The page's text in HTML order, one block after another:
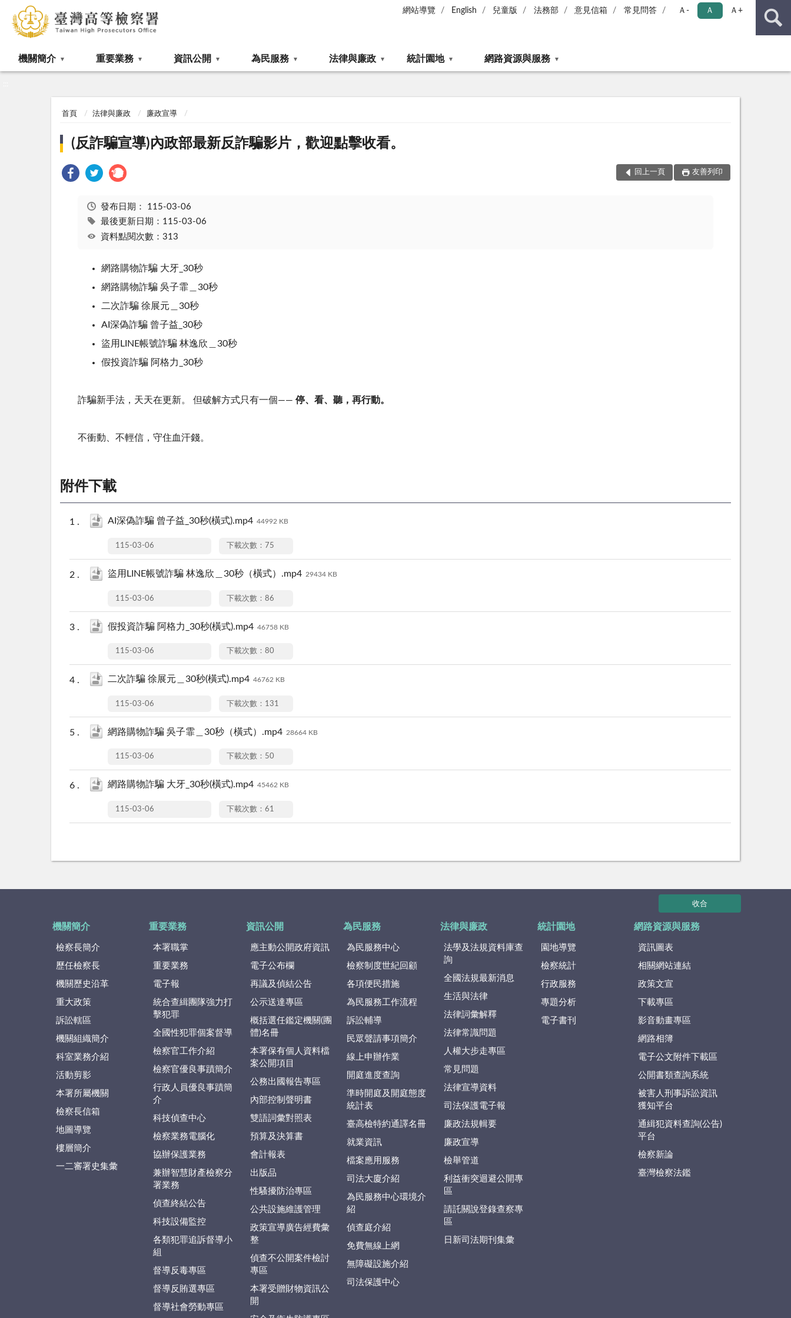
網站導覽 English 兒童版 法務部 意見信箱 常見問答 Ａ- Ａ Ａ+
機關簡介 重要業務 資訊公開 為民服務 法律與廉政 統計園地 網路資源與服務
首頁 法律與廉政 廉政宣導
(反詐騙宣導)內政部最新反詐騙影片，歡迎點擊收看。
回上一頁 友善列印
發布日期： 115-03-06
最後更新日期：115-03-06
資料點閱次數：313
網路購物詐騙 大牙_30秒
網路購物詐騙 吳子霏＿30秒
二次詐騙 徐展元＿30秒
AI深偽詐騙 曾子益_30秒
盜用LINE帳號詐騙 林逸欣＿30秒
假投資詐騙 阿格力_30秒
詐騙新手法，天天在更新。 但破解方式只有一個—— 停、看、聽，再行動。
不衝動、不輕信，守住血汗錢。
附件下載
AI深偽詐騙 曾子益_30秒(橫式).mp4 44992 KB
115-03-06 下載次數：75
盜用LINE帳號詐騙 林逸欣＿30秒（橫式）.mp4 29434 KB
115-03-06 下載次數：86
假投資詐騙 阿格力_30秒(橫式).mp4 46758 KB
115-03-06 下載次數：80
二次詐騙 徐展元＿30秒(橫式).mp4 46762 KB
115-03-06 下載次數：131
網路購物詐騙 吳子霏＿30秒（橫式）.mp4 28664 KB
115-03-06 下載次數：50
網路購物詐騙 大牙_30秒(橫式).mp4 45462 KB
115-03-06 下載次數：61
收合
機關簡介
檢察長簡介
歷任檢察長
機關歷史沿革
重大政策
訴訟轄區
機關組織簡介
科室業務介紹
活動剪影
本署所屬機關
檢察長信箱
地圖導覽
樓層簡介
一二審署史集彙
重要業務
本署職掌
重要業務
電子報
統合查緝團隊強力打
擊犯罪
全國性犯罪個案督導
檢察官工作介紹
檢察官優良事蹟簡介
行政人員優良事蹟簡
介
科技偵查中心
檢察業務電腦化
協辦保護業務
兼辦智慧財產檢察分
署業務
偵查終結公告
科技設備監控
各類犯罪追訴督導小
組
督導反毒專區
督導反賄選專區
督導社會勞動專區
資訊公開
應主動公開政府資訊
電子公布欄
再議及偵結公告
公示送達專區
概括選任鑑定機關(團
體)名冊
本署保有個人資料檔
案公開項目
公務出國報告專區
內部控制聲明書
雙語詞彙對照表
預算及決算書
會計報表
出版品
性騷擾防治專區
公共設施維護管理
政策宣導廣告經費彙
整
偵查不公開案件檢討
專區
本署受贈財物資訊公
開
為民服務
為民服務中心
檢察制度世紀回顧
各項便民措施
為民服務工作流程
訴訟輔導
民眾聲請事項簡介
線上申辦作業
開庭進度查詢
準時開庭及開庭態度
統計表
臺高檢特約通譯名冊
就業資訊
檔案應用服務
司法大廈介紹
為民服務中心環境介
紹
偵查庭介紹
免費無線上網
無障礙設施介紹
司法保護中心
法律與廉政
法學及法規資料庫查
詢
全國法規最新消息
生活與法律
法律詞彙解釋
法律常識問題
人權大步走專區
常見問題
法律宣導資料
司法保護電子報
廉政法規輯要
廉政宣導
檢舉管道
利益衝突迴避公開專
區
請託關說登錄查察專
區
日新司法期刊集彙
統計園地
園地導覽
檢察統計
行政服務
專題分析
電子書刊
網路資源與服務
資訊圖表
相關網站連結
政策文宣
下載專區
影音動畫專區
網路相簿
電子公文附件下載區
公開書類查詢系統
被害人刑事訴訟資訊
獲知平台
通緝犯資料查詢(公告)
平台
檢察新論
臺灣檢察法鑑